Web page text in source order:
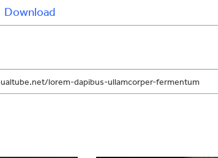
Download